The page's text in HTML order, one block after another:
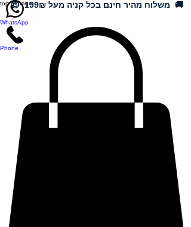
top of page 🚚 משלוח מהיר חינם בכל קניה מעל 199₪ 😍
WhatsApp
Phone